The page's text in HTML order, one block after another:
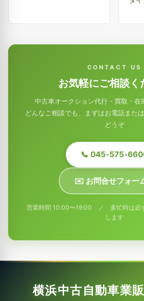
CONTACT US
お気軽にご相談く
中古車オークション代行・買取・在
どんなご相談でも、まずはお電話また
どうぞ
📞 045-575-
✉️ お問合せフォー
営業時間 10:00〜19:00 ／ 多忙時は必
します
横浜中古自動車業